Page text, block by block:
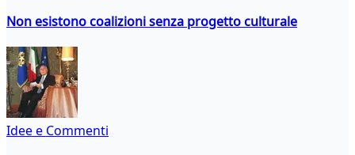
Non esistono coalizioni senza progetto culturale
Idee e Commenti